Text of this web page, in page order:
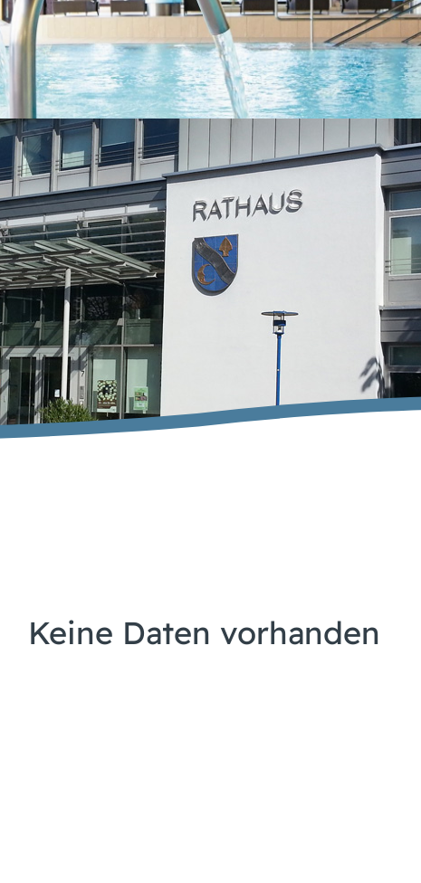
Keine Daten vorhanden